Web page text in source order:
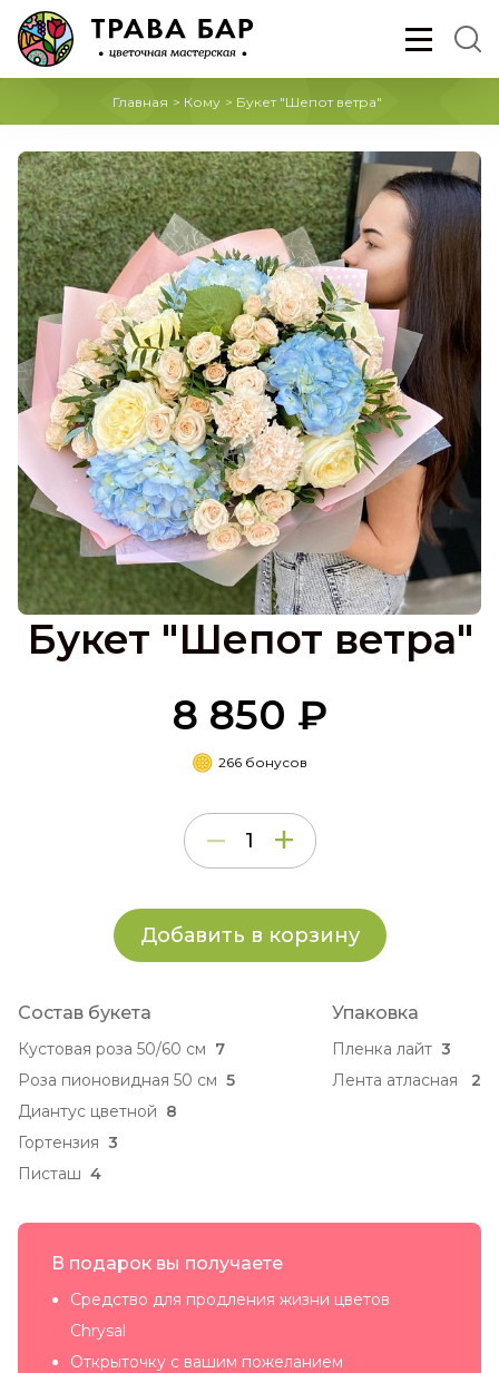
Главная > Кому > Букет "Шепот ветра"
Букет "Шепот ветра"
8 850 ₽
266 бонусов
Добавить в корзину
Состав букета
Кустовая роза 50/60 см 7
Роза пионовидная 50 см 5
Диантус цветной 8
Гортензия 3
Писташ 4
Упаковка
Пленка лайт 3
Лента атласная
2
В подарок вы получаете
Средство для продления жизни цветов
Chrysal
Открыточку с вашим пожеланием